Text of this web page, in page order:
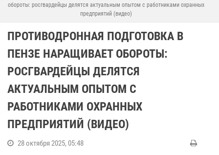
обороты: росгвардейцы делятся актуальным опытом с работниками охранных
предприятий (видео)
ПРОТИВОДРОННАЯ ПОДГОТОВКА В
ПЕНЗЕ НАРАЩИВАЕТ ОБОРОТЫ:
РОСГВАРДЕЙЦЫ ДЕЛЯТСЯ
АКТУАЛЬНЫМ ОПЫТОМ С
РАБОТНИКАМИ ОХРАННЫХ
ПРЕДПРИЯТИЙ (ВИДЕО)
28 октября 2025, 05:48